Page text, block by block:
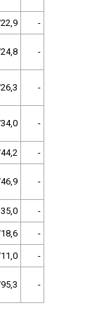
-
-
-
-
-
-
-
-
-
-